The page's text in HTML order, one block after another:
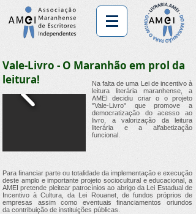
Vale-Livro - O Maranhão em prol da
leitura!
Na falta de uma Lei de incentivo à
leitura literária maranhense, a
AMEI decidiu criar o o projeto
"Vale-Livro" que promove a
democratização do acesso ao
livro, a valorização da leitura
literária e a alfabetização
funcional.
Para financiar parte ou totalidade da implementação e execução
deste amplo e importante projeto sociocultural e educacional, a
AMEI pretende pleitear patrocínios ao abrigo da Lei Estadual de
Incentivo à Cultura, da Lei Rouanet, de fundos próprios de
empresas assim como eventuais financiamentos oriundos
da contribuição de instituições públicas.